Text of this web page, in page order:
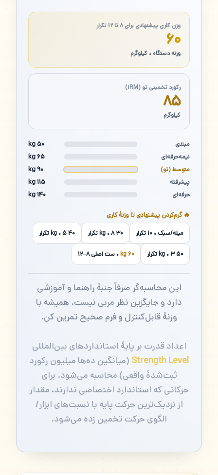
وزن کاری پیشنهادی برای ۸ تا ۱۲ تکرار
۶۰
وزنه دستگاه • کیلوگرم
رکورد تخمینی تو (۱RM)
۸۵
کیلوگرم
مبتدی ۵۰ kg
نیمه‌حرفه‌ای ۶۵ kg
متوسط (تو) ۹۰ kg
پیشرفته ۱۱۵ kg
حرفه‌ای ۱۴۰ kg
🔥 گرم‌کردن پیشنهادی تا وزنهٔ کاری
میله/سبک • ۱۰ تکرار ۳۰ kg • ۸ تکرار ۴۰ kg • ۵ تکرار
۵۰ kg • ۳ تکرار ۶۰ kg • ست اصلی ۸–۱۲
این محاسبه‌گر صرفاً جنبهٔ راهنما و آموزشی
دارد و جایگزین نظر مربی نیست. همیشه با
وزنهٔ قابل‌کنترل و فرم صحیح تمرین کن.
اعداد قدرت بر پایهٔ استانداردهای بین‌المللی
Strength Level (میانگین ده‌ها میلیون رکورد
ثبت‌شدهٔ واقعی) محاسبه می‌شود. برای
حرکاتی که استاندارد اختصاصی ندارند، مقدار
از نزدیک‌ترین حرکت پایه با نسبت‌های ابزار/
الگوی حرکت تخمین زده می‌شود.